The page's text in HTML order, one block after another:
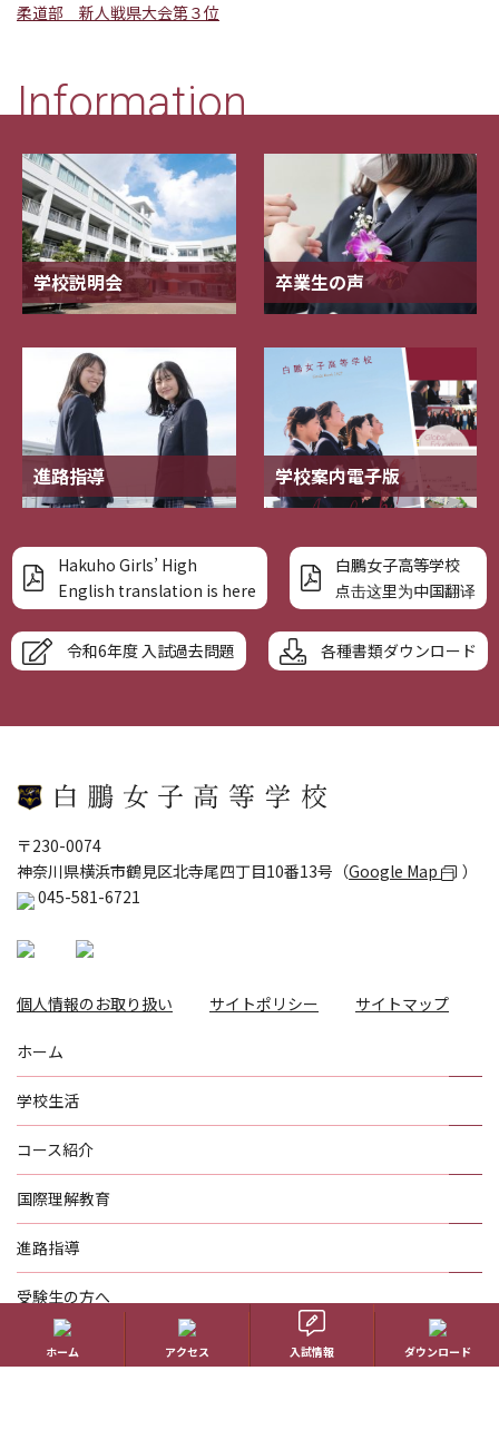
柔道部 新人戦県大会第３位
Information
学校説明会 卒業生の声
進路指導 学校案内電子版
Hakuho Girls’ High
English translation is here
白鵬女子高等学校
点击这里为中国翻译
令和6年度 入試過去問題 各種書類ダウンロード
〒230-0074
神奈川県横浜市鶴見区北寺尾四丁目10番13号（Google Map
）
045-581-6721
個人情報のお取り扱い サイトポリシー サイトマップ
ホーム
学校生活
コース紹介
国際理解教育
進路指導
受験生の方へ
帰国生の方へ
ホーム アクセス 入試情報 ダウンロード